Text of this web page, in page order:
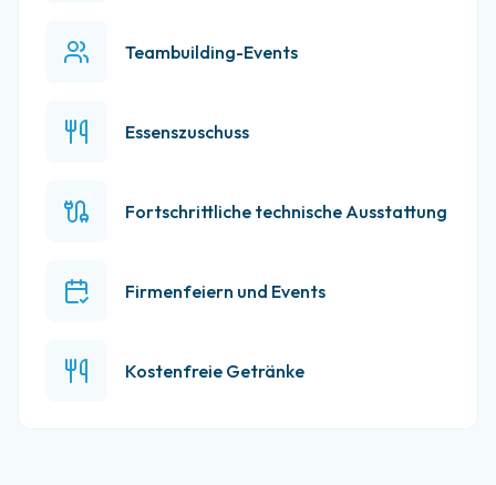
Teambuilding-Events
Essenszuschuss
Fortschrittliche technische Ausstattung
Firmenfeiern und Events
Kostenfreie Getränke